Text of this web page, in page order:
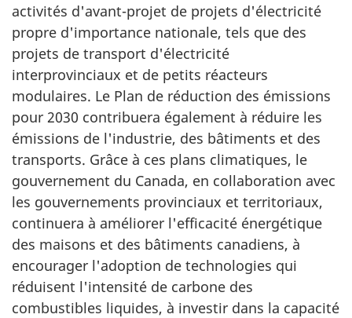
activités d'avant-projet de projets d'électricité
propre d'importance nationale, tels que des
projets de transport d'électricité
interprovinciaux et de petits réacteurs
modulaires. Le Plan de réduction des émissions
pour 2030 contribuera également à réduire les
émissions de l'industrie, des bâtiments et des
transports. Grâce à ces plans climatiques, le
gouvernement du Canada, en collaboration avec
les gouvernements provinciaux et territoriaux,
continuera à améliorer l'efficacité énergétique
des maisons et des bâtiments canadiens, à
encourager l'adoption de technologies qui
réduisent l'intensité de carbone des
combustibles liquides, à investir dans la capacité